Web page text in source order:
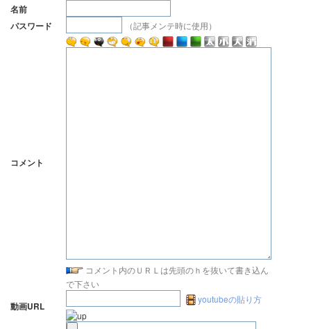
名前
パスワード
（記事メンテ時に使用）
コメント
コメント内のＵＲＬは先頭のｈを抜いて書き込ん
で下さい
動画URL
youtubeの貼り方